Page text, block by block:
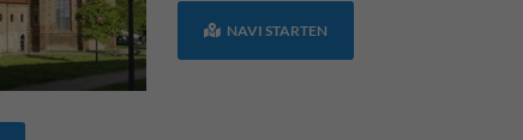
NAVI STARTEN